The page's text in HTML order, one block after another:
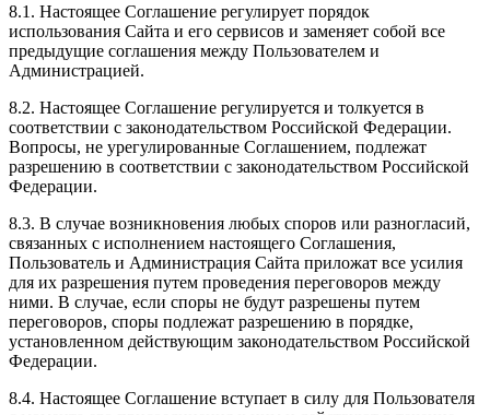
8.1. Настоящее Соглашение регулирует порядок
использования Сайта и его сервисов и заменяет собой все
предыдущие соглашения между Пользователем и
Администрацией.
8.2. Настоящее Соглашение регулируется и толкуется в
соответствии с законодательством Российской Федерации.
Вопросы, не урегулированные Соглашением, подлежат
разрешению в соответствии с законодательством Российской
Федерации.
8.3. В случае возникновения любых споров или разногласий,
связанных с исполнением настоящего Соглашения,
Пользователь и Администрация Сайта приложат все усилия
для их разрешения путем проведения переговоров между
ними. В случае, если споры не будут разрешены путем
переговоров, споры подлежат разрешению в порядке,
установленном действующим законодательством Российской
Федерации.
8.4. Настоящее Соглашение вступает в силу для Пользователя